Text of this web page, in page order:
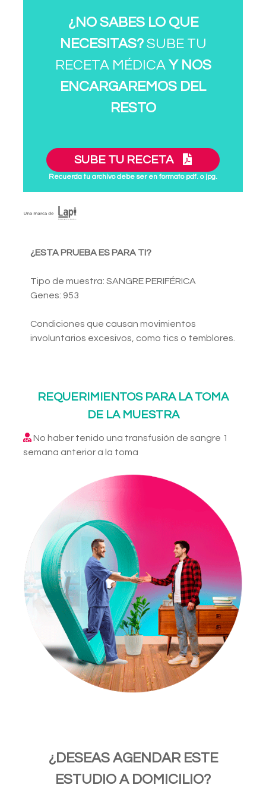
¿NO SABES LO QUE
NECESITAS?SUBE TU
RECETA MÉDICA Y NOS
ENCARGAREMOS DEL
RESTO
SUBE TU RECETA
Recuerda tu archivo debe ser en formato pdf. o jpg.
¿ESTA PRUEBA ES PARA TI?
Tipo de muestra: SANGRE PERIFÉRICA
Genes: 953
Condiciones que causan movimientos
involuntarios excesivos, como tics o temblores.
REQUERIMIENTOS PARA LA TOMA
DE LA MUESTRA
No haber tenido una transfusión de sangre 1
semana anterior a la toma
¿DESEAS AGENDAR ESTE
ESTUDIO A DOMICILIO?